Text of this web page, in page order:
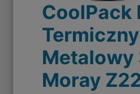
CoolPack
Termiczny
Metalowy
Moray